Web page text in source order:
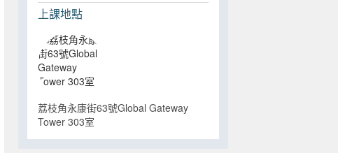
上課地點
荔枝角永康街63號Global Gateway
Tower 303室